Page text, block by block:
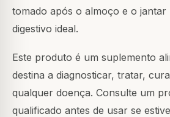
tomado após o almoço e o
digestivo ideal.
Este produto é um suplemento
destina a diagnosticar, tratar,
qualquer doença. Consulte um
qualificado antes de usar se